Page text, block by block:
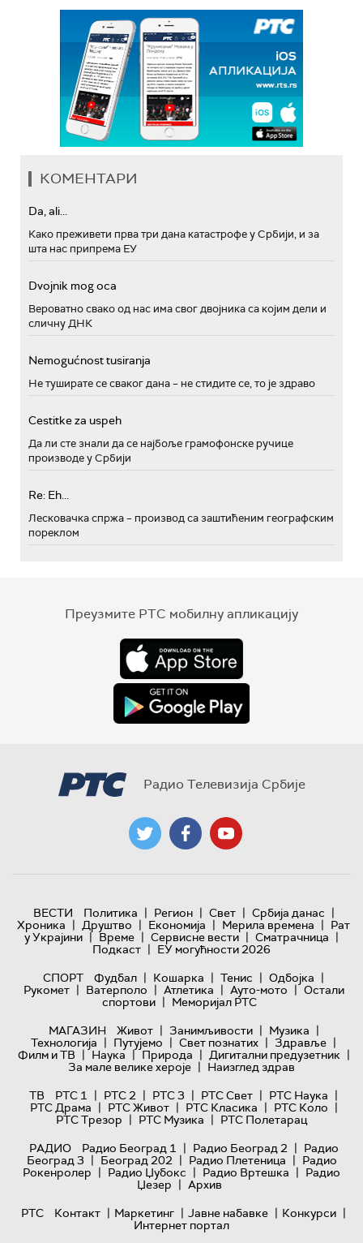
КОМЕНТАРИ
Da, ali...
Како преживети прва три дана катастрофе у Србији, и за
шта нас припрема ЕУ
Dvojnik mog oca
Вероватно свако од нас има свог двојника са којим дели и
сличну ДНК
Nemogućnost tusiranja
Не туширате се сваког дана – не стидите се, то је здраво
Cestitke za uspeh
Да ли сте знали да се најбоље грамофонске ручице
производе у Србији
Re: Eh...
Лесковачка спржа – производ са заштићеним географским
пореклом
Преузмите РТС мобилну апликацију
Радио Телевизија Србије
ВЕСТИ Политика | Регион | Свет | Србија данас |
Хроника | Друштво | Економија | Мерила времена | Рат
у Украјини | Време | Сервисне вести | Сматрачница |
Подкаст | ЕУ могућности 2026
СПОРТ
Фудбал | Кошарка | Тенис | Одбојка |
Рукомет | Ватерполо | Атлетика | Ауто-мото | Остали
спортови | Меморијал РТС
МАГАЗИН
Живот | Занимљивости | Музика |
Технологијa | Путујемо | Свет познатих | Здравље |
Филм и ТВ | Наука | Природа | Дигитални предузетник |
За мале велике хероје | Наизглед здрав
ТВ
РТС 1 | РТС 2 | РТС 3 | РТС Свет | РТС Наука |
РТС Драма | РТС Живот | РТС Класика | РТС Коло |
РТС Трезор | РТС Музика | РТС Полетарац
РАДИО
Радио Београд 1 | Радио Београд 2 | Радио
Београд 3 | Београд 202 | Радио Плетеница | Радио
Рокенролер | Радио Џубокс | Радио Вртешка | Радио
Џезер | Архив
РТС
Контакт | Маркетинг | Јавне набавке | Конкурси |
Интернет портал